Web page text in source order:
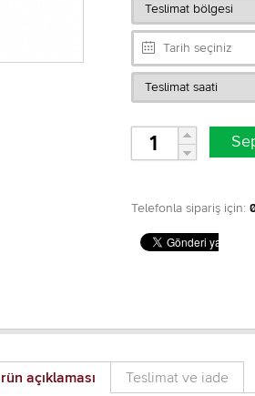
Telefonla sipariş için:
açıklaması Teslimat ve iade